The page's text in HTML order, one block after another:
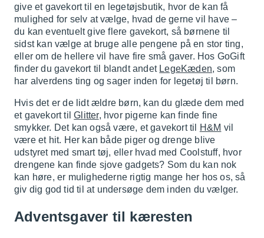
give et gavekort til en legetøjsbutik, hvor de kan få
mulighed for selv at vælge, hvad de gerne vil have –
du kan eventuelt give flere gavekort, så børnene til
sidst kan vælge at bruge alle pengene på en stor ting,
eller om de hellere vil have fire små gaver. Hos GoGift
finder du gavekort til blandt andet LegeKæden, som
har alverdens ting og sager inden for legetøj til børn.
Hvis det er de lidt ældre børn, kan du glæde dem med
et gavekort tilGlitter, hvor pigerne kan finde fine
smykker. Det kan også være, et gavekort til
H&M vil
være et hit. Her kan både piger og drenge blive
udstyret med smart tøj, eller hvad med Coolstuff, hvor
drengene kan finde sjove gadgets? Som du kan nok
kan høre, er mulighederne rigtig mange her hos os, så
giv dig god tid til at undersøge dem inden du vælger.
Adventsgaver til kæresten